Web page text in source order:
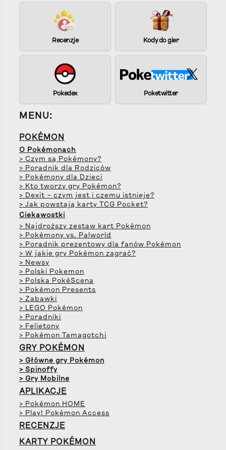
Recenzje Kody do gier
Pokedex Poketwitter
MENU:
POKÉMON
O Pokémonach
> Czym są Pokémony?
> Poradnik dla Rodziców
> Pokémony dla Dzieci
> Kto tworzy gry Pokémon?
> Dexit – czym jest i czemu istnieje?
> Jak powstają karty TCG Pocket?
Ciekawostki
> Najdroższy zestaw kart Pokémon
> Pokémony vs. Palworld
> Poradnik prezentowy dla fanów Pokémon
> W jakie gry Pokémon zagrać?
> Newsy
> Polski Pokemon
> Polska PokéScena
> Pokémon Presents
> Zabawki
> LEGO Pokémon
> Poradniki
> Felietony
> Pokémon Tamagotchi
GRY POKÉMON
> Główne gry Pokémon
> Spinoffy
> Gry Mobilne
APLIKACJE
> Pokémon HOME
> Play! Pokémon Access
RECENZJE
KARTY POKÉMON